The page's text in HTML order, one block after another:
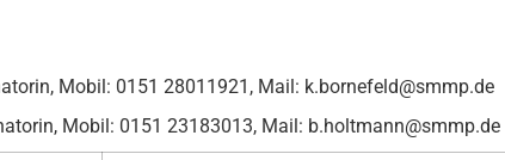
Mobil: 0151 28011921, Mail: k.bornefeld@smmp.de
Mobil: 0151 23183013, Mail: b.holtmann@smmp.de